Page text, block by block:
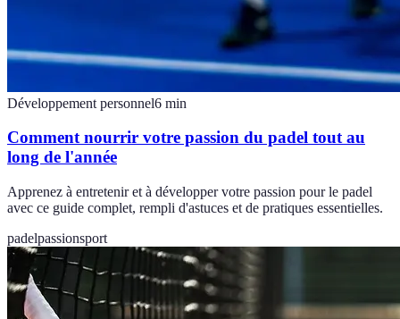
Développement personnel6 min
Comment nourrir votre passion du padel tout au
long de l'année
Apprenez à entretenir et à développer votre passion pour le padel
avec ce guide complet, rempli d'astuces et de pratiques essentielles.
padelpassionsport